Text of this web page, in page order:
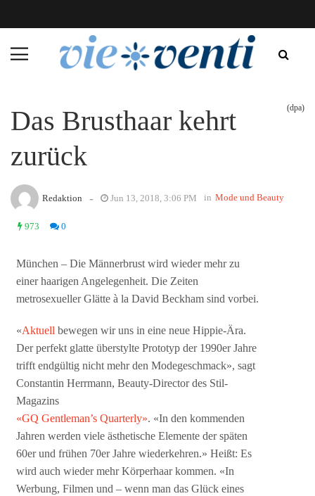
Das Brusthaar kehrt
zurück
(dpa)
Redaktion - Jun 13, 2018, 3:06 PM in Mode und Beauty
973 0
München – Die Männerbrust wird wieder mehr zu
einer haarigen Angelegenheit. Die Zeiten
metrosexueller Glätte à la David Beckham sind vorbei.
«Aktuell bewegen wir uns in eine neue Hippie-Ära.
Der perfekt glatte überstylte Prototyp der 1990er Jahre
trifft endgültig nicht mehr den Modegeschmack», sagt
Constantin Herrmann, Beauty-Director des Stil-
Magazins
«GQ Gentleman’s Quarterly». «In den kommenden
Jahren werden viele ästhetische Elemente der späten
60er und frühen 70er Jahre wiederkehren.» Heißt: Es
wird auch wieder mehr Körperhaar kommen. «In
Werbung, Filmen und – wenn man das Glück eines